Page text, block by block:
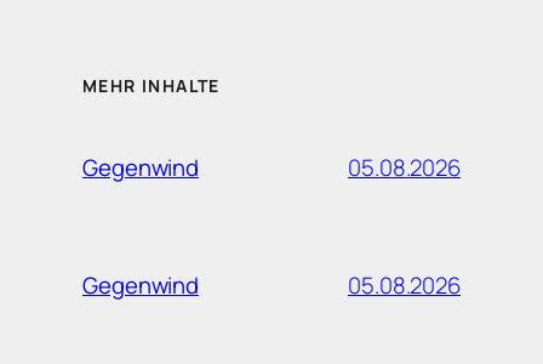
MEHR INHALTE
Gegenwind 05.08.2026
Gegenwind 05.08.2026